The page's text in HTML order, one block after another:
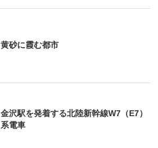
黄砂に霞む都市
金沢駅を発着する北陸新幹線W7（E7）
系電車